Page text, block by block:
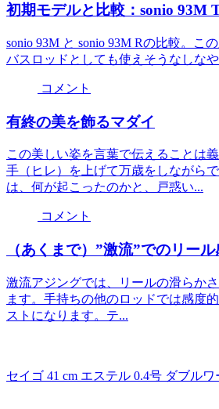
初期モデルと比較：sonio 93M
sonio 93M と sonio 93M Rの比較。
バスロッドとしても使えそうなしな
コメント
有終の美を飾るマダイ
この美しい姿を言葉で伝えることは
手（ヒレ）を上げて万歳をしながら
は、何が起こったのかと、戸惑い...
コメント
（あくまで）”激流”でのリー
激流アジングでは、リールの滑らか
ます。手持ちの他のロッドでは感度
ストになります。テ...
セイゴ 41 cm エステル 0.4号 ダブルワ